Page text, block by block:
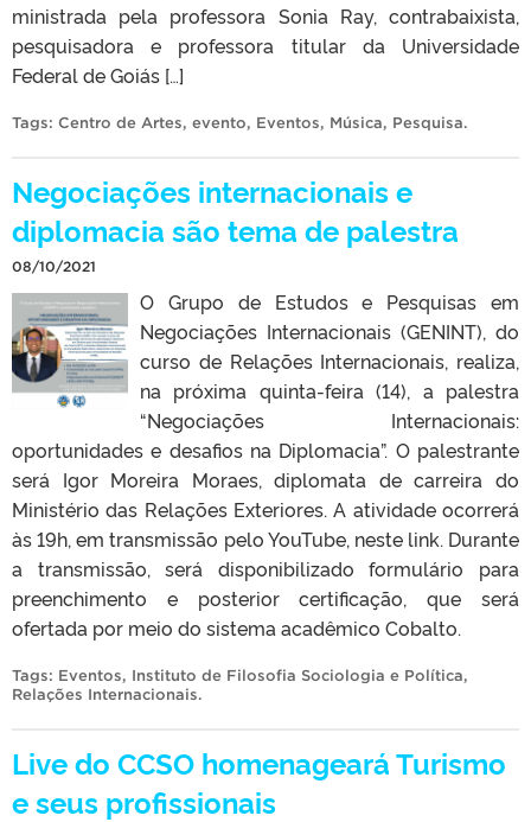
ministrada pela professora Sonia Ray, contrabaixista,
pesquisadora e professora titular da Universidade
Federal de Goiás […]
Tags: Centro de Artes, evento, Eventos, Música, Pesquisa.
Negociações internacionais e
diplomacia são tema de palestra
08/10/2021
O Grupo de Estudos e Pesquisas em
Negociações Internacionais (GENINT), do
curso de Relações Internacionais, realiza,
na próxima quinta-feira (14), a palestra
“Negociações Internacionais:
oportunidades e desafios na Diplomacia”. O palestrante
será Igor Moreira Moraes, diplomata de carreira do
Ministério das Relações Exteriores. A atividade ocorrerá
às 19h, em transmissão pelo YouTube, neste link. Durante
a transmissão, será disponibilizado formulário para
preenchimento e posterior certificação, que será
ofertada por meio do sistema acadêmico Cobalto.
Tags: Eventos, Instituto de Filosofia Sociologia e Política,
Relações Internacionais.
Live do CCSO homenageará Turismo
e seus profissionais